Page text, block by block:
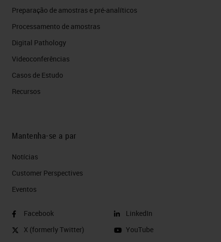
Preparação de amostras e pré-analíticos
Processamento de amostras
Digital Pathology
Videoconferências
Casos de Estudo
Recursos
Mantenha-se a par
Notícias
Customer Perspectives​
Eventos
Facebook
X (formerly Twitter)
LinkedIn
YouTube